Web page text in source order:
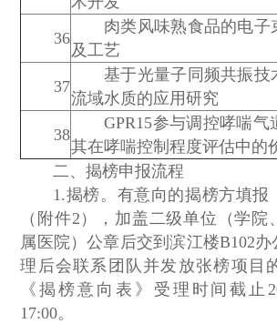
36
肉类风味熟食品的电子
及工艺
37
基于光量子同频共振技
流域水质的应用研究
38
GPR15参与调控哮喘气
其在哮喘控制程度评估中的
二、揭榜申报流程
1.揭榜。有意向的揭榜方填报
（附件2），加盖二级单位（学
属医院）公章后交到滨江楼B102
理后会联系团队并发放张榜项目
《揭榜意向表》受理时间截止
17:00。